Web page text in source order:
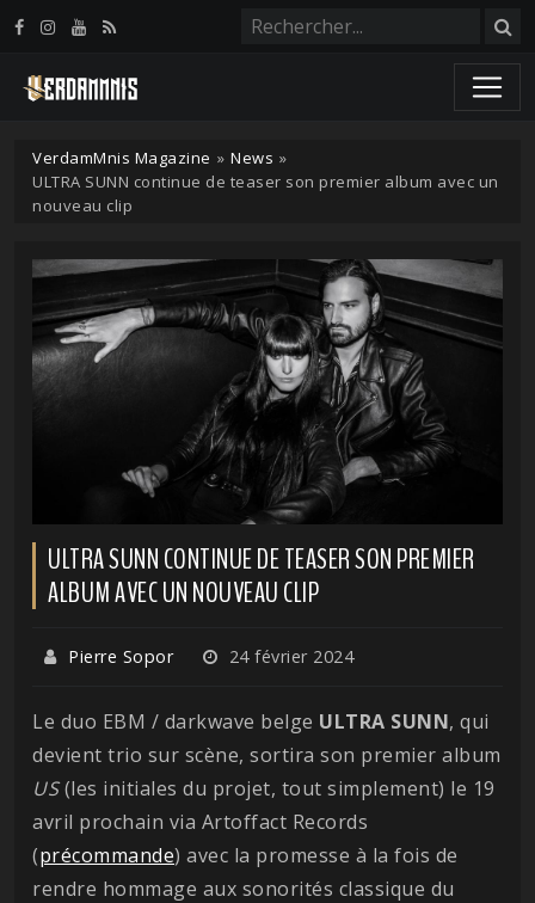
VerdamMnis Magazine » News »
ULTRA SUNN continue de teaser son premier album avec un
nouveau clip
ULTRA SUNN CONTINUE DE TEASER SON PREMIER
ALBUM AVEC UN NOUVEAU CLIP
Pierre Sopor 24 février 2024
Le duo EBM / darkwave belge ULTRA SUNN, qui
devient trio sur scène, sortira son premier album
US(les initiales du projet, tout simplement) le 19
avril prochain via Artoffact Records
(précommande) avec la promesse à la fois de
rendre hommage aux sonorités classique du
Panneau de gestion des cookies